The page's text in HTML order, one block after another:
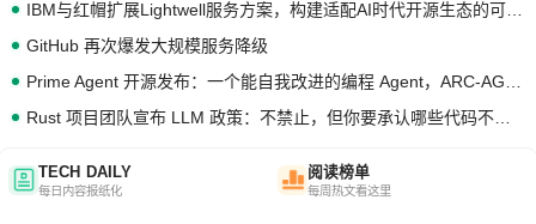
GitHub 再次爆发大规模服务降级
TECH DAILY
每日内容报纸化
阅读榜单
每周热文看这里